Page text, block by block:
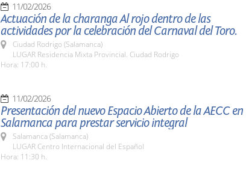
11/02/2026
Actuación de la charanga Al rojo dentro de las
actividades por la celebración del Carnaval del Toro.
Ciudad Rodrigo (Salamanca)
LUGAR Residencia Mixta Provincial. Ciudad Rodrigo
Hora: 17:00 h.
11/02/2026
Presentación del nuevo Espacio Abierto de la AECC en
Salamanca para prestar servicio integral
Salamanca (Salamanca)
LUGAR Centro Internacional del Español
Hora: 11:30 h.